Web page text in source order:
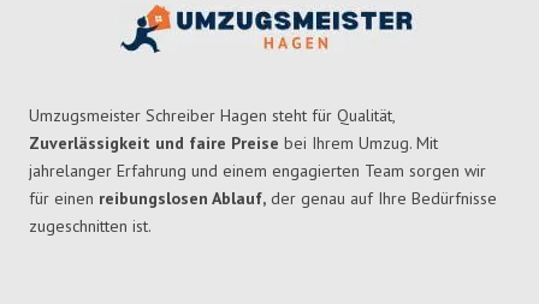
Umzugsmeister Schreiber Hagen steht für Qualität,
Zuverlässigkeit und faire Preise bei Ihrem Umzug. Mit
jahrelanger Erfahrung und einem engagierten Team sorgen wir
für einen reibungslosen Ablauf, der genau auf Ihre Bedürfnisse
zugeschnitten ist.